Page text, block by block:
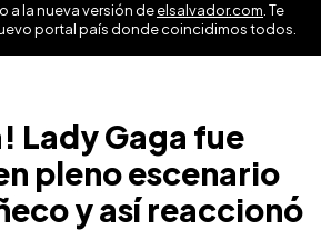
a la nueva versión deelsalvador.com . Te
portal país donde coincidimos todos.
Lady Gaga fue
pleno escenario
y así reaccionó